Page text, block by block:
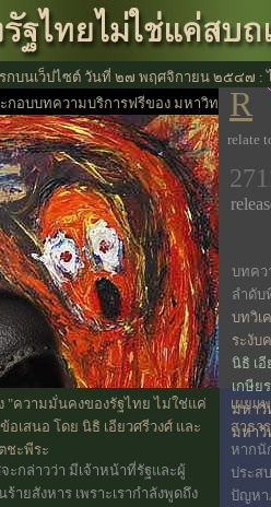
กบนเว็ปไซต์ วันที่ ๒๗ พฤศจิกายน ๒๕๔๗ :
กอบบทความบริการฟรีของ มหาวิทยาลัย
R
relate
บทคว
ลำดับ
บทวิเ
ระงับ
นิธิ เอี
เกษีย
มหาวิ
มหาวิ
เผยแ
สาธา
หากนั
ประสบ
ปัญหา
"ความมั่นคงของรัฐไทย ไม่ใช่แค่
เสนอ โดย นิธิ เอียวศรีวงศ์ และ
ชะพีระ
ะกล่าวว่า มีเจ้าหน้าที่รัฐและผู้
ยสังหาร เพราะเรากำลังพูดถึง